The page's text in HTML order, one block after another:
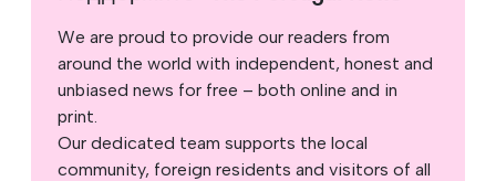
We are proud to provide our readers from
around the world with independent, honest and
unbiased news for free – both online and in
print.
Our dedicated team supports the local
community, foreign residents and visitors of all